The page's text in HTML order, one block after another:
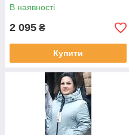
В наявності
2 095 ₴
Купити